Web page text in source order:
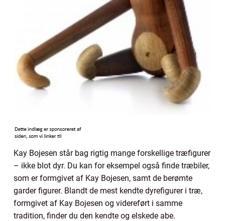
Kay Bojesen står bag rigtig mange forskellige træfigurer
– ikke blot dyr. Du kan for eksempel også finde træbiler,
som er formgivet af Kay Bojesen, samt de berømte
garder figurer. Blandt de mest kendte dyrefigurer i træ,
formgivet af Kay Bojesen og videreført i samme
tradition, finder du den kendte og elskede abe.